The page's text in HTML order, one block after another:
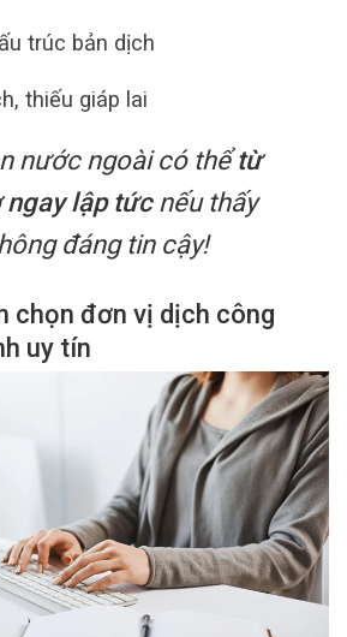
trúc bản dịch
thiếu giáp lai
nước ngoài có thểtừ
ngay lập tứcnếu thấy
đáng tin cậy!
chọn đơn vị dịch công
uy tín